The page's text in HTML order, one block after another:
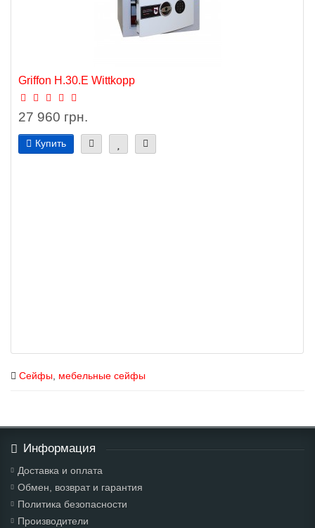
Griffon H.30.E Wittkopp
27 960 грн.
Купить
Сейфы мебельные сейфы
Информация
Доставка и оплата
Обмен, возврат и гарантия
Политика безопасности
Производители